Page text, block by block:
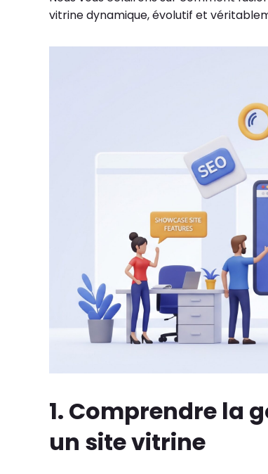
vitrine dynamique, évolutif et
1. Comprendre la
un site vitrine